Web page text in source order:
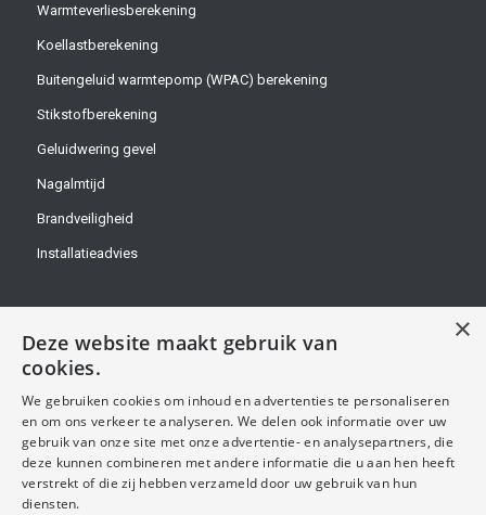
Warmteverliesberekening
Koellastberekening
Buitengeluid warmtepomp (WPAC) berekening
Stikstofberekening
Geluidwering gevel
Nagalmtijd
Brandveiligheid
Installatieadvies
OVER ONS
Handel Bouw Advies B.V.
KvK-nummer: 68866321
Btw-identificatienummer: NL857624453B01
×
Deze website maakt gebruik van
cookies.
We gebruiken cookies om inhoud en advertenties te personaliseren
en om ons verkeer te analyseren. We delen ook informatie over uw
gebruik van onze site met onze advertentie- en analysepartners, die
deze kunnen combineren met andere informatie die u aan hen heeft
verstrekt of die zij hebben verzameld door uw gebruik van hun
diensten.